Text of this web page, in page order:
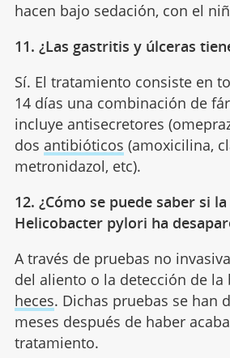
hacen bajo sedación, con el
11. ¿Las gastritis y úlceras
Sí. El tratamiento consiste en
14 días una combinación de
incluye antisecretores
dos antibióticos (amoxicilina,
metronidazol, etc).
12. ¿Cómo se puede saber si
Helicobacter pylori ha
A través de pruebas no
del aliento o la detección de la
heces. Dichas pruebas se han
meses después de haber
tratamiento.